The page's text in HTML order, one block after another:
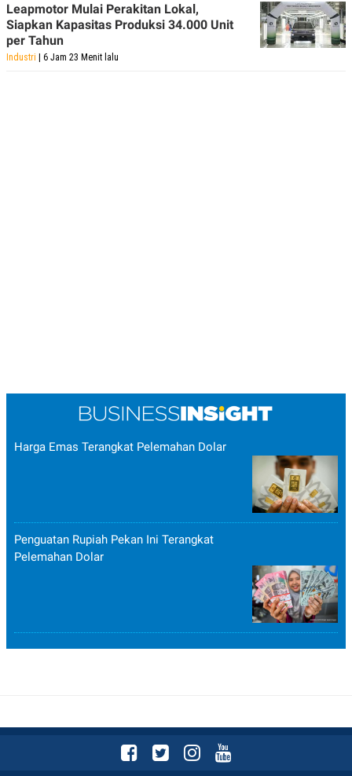
Leapmotor Mulai Perakitan Lokal,
Siapkan Kapasitas Produksi 34.000 Unit
per Tahun
Industri | 6 Jam 23 Menit lalu
Harga Emas Terangkat Pelemahan Dolar
Penguatan Rupiah Pekan Ini Terangkat
Pelemahan Dolar